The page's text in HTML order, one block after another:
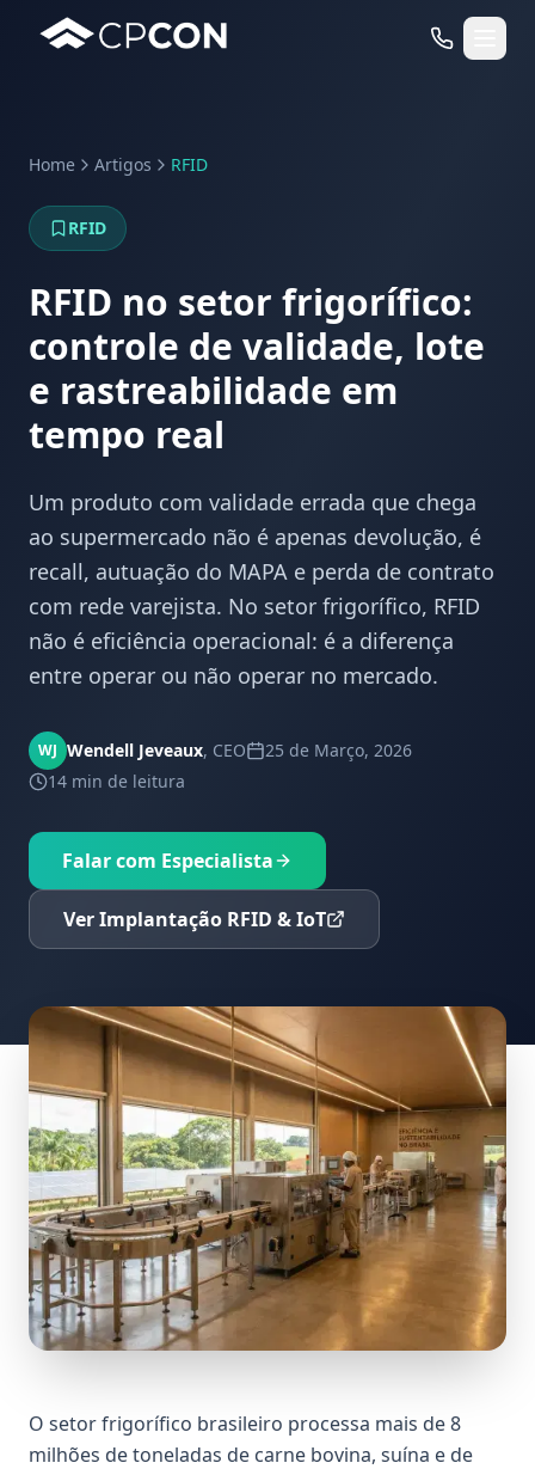
Serviços
Casos de Uso RFID
WhatsApp Fale Conosco
Home Artigos RFID
RFID
RFID no setor frigorífico:
controle de validade, lote
e rastreabilidade em
tempo real
Um produto com validade errada que chega
ao supermercado não é apenas devolução, é
recall, autuação do MAPA e perda de contrato
com rede varejista. No setor frigorífico, RFID
não é eficiência operacional: é a diferença
entre operar ou não operar no mercado.
WJ Wendell Jeveaux, CEO
25 de Março, 2026
14 min de leitura
Falar com Especialista
Ver Implantação RFID & IoT
O setor frigorífico brasileiro processa mais de 8
milhões de toneladas de carne bovina, suína e de